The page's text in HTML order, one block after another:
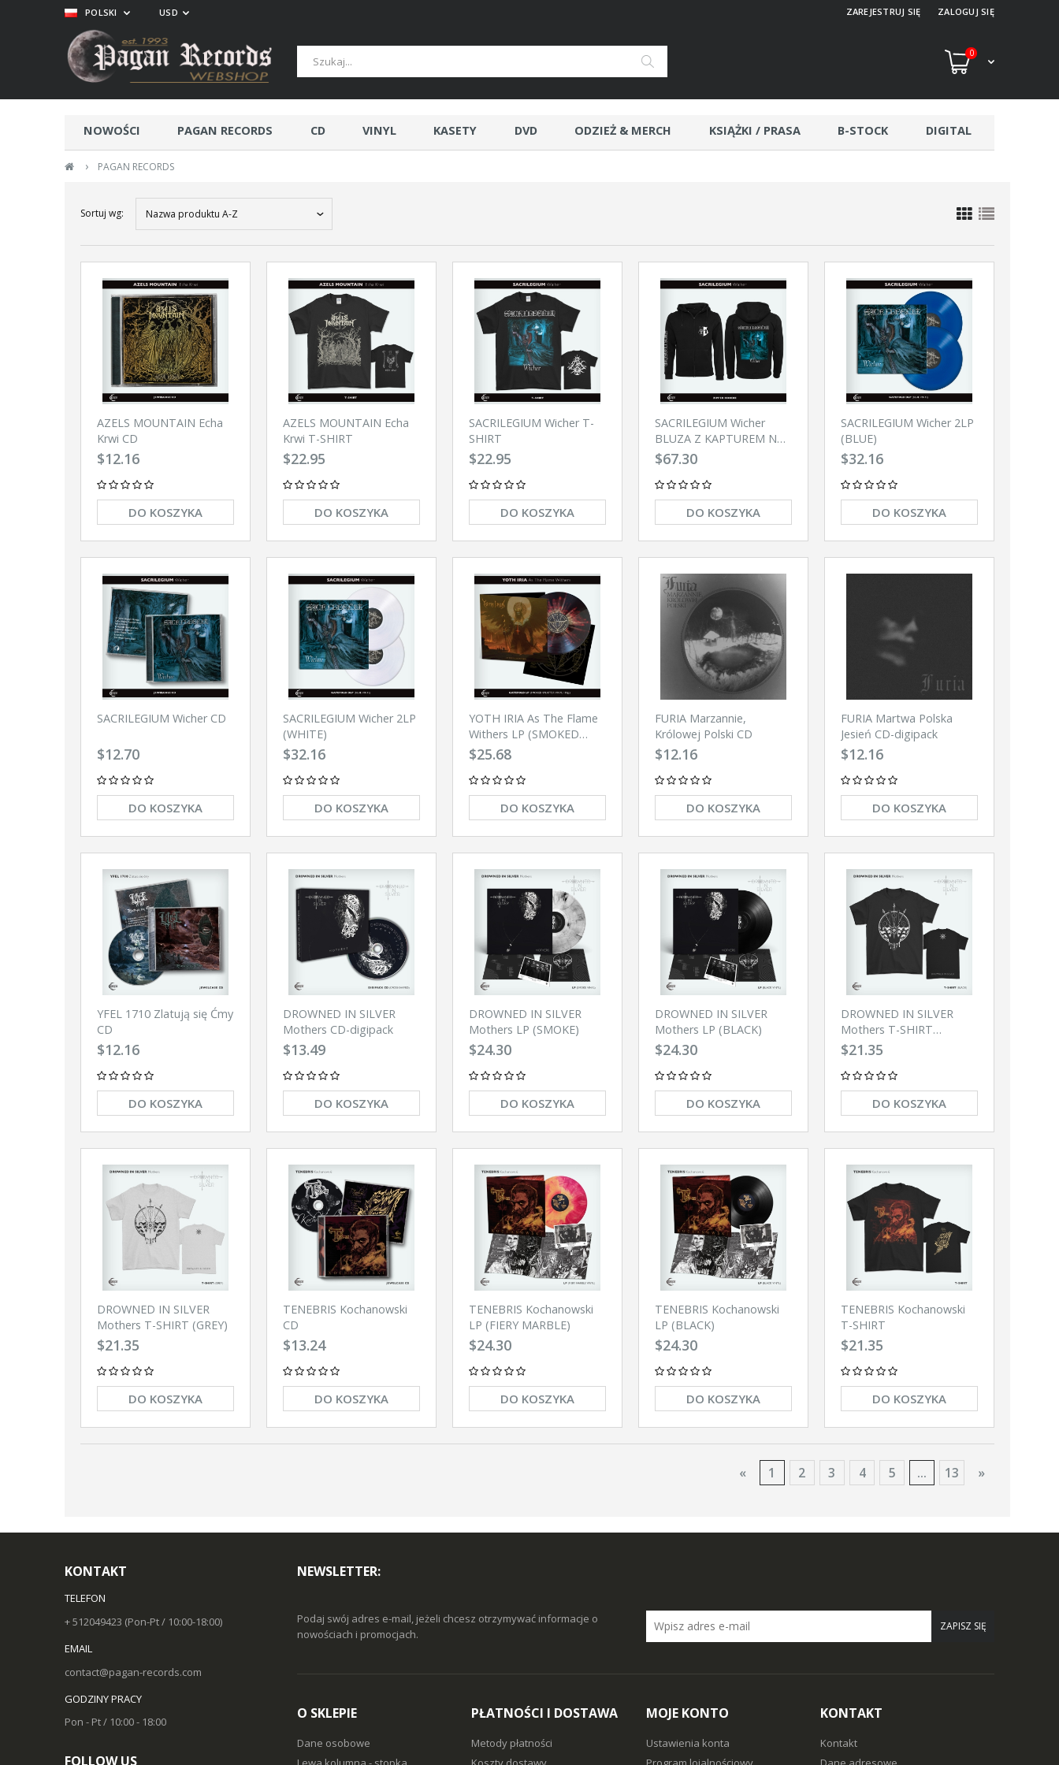
ZAREJESTRUJ SIĘ ZALOGUJ SIĘ
0
NOWOŚCI PAGAN RECORDS CD VINYL KASETY DVD ODZIEŻ & MERCH KSIĄŻKI / PRASA B-STOCK DIGITAL
› PAGAN RECORDS
POLSKI USD
Sortuj wg: Nazwa produktu A-Z
AZELS MOUNTAIN Echa
Krwi CD
$12.16
DO KOSZYKA
AZELS MOUNTAIN Echa
Krwi T-SHIRT
$22.95
DO KOSZYKA
SACRILEGIUM Wicher T-
SHIRT
$22.95
DO KOSZYKA
SACRILEGIUM Wicher
BLUZA Z KAPTUREM NA
ZAMEK
$67.30
DO KOSZYKA
SACRILEGIUM Wicher 2LP
(BLUE)
$32.16
DO KOSZYKA
SACRILEGIUM Wicher CD
$12.70
DO KOSZYKA
SACRILEGIUM Wicher 2LP
(WHITE)
$32.16
DO KOSZYKA
YOTH IRIA As The Flame
Withers LP (SMOKED
SPLATTER)
$25.68
DO KOSZYKA
FURIA Marzannie,
Królowej Polski CD
$12.16
DO KOSZYKA
FURIA Martwa Polska
Jesień CD-digipack
$12.16
DO KOSZYKA
YFEL 1710 Zlatują się Ćmy
CD
$12.16
DO KOSZYKA
DROWNED IN SILVER
Mothers CD-digipack
$13.49
DO KOSZYKA
DROWNED IN SILVER
Mothers LP (SMOKE)
$24.30
DO KOSZYKA
DROWNED IN SILVER
Mothers LP (BLACK)
$24.30
DO KOSZYKA
DROWNED IN SILVER
Mothers T-SHIRT
(BLACK)
$21.35
DO KOSZYKA
DROWNED IN SILVER
Mothers T-SHIRT (GREY)
$21.35
DO KOSZYKA
TENEBRIS Kochanowski
CD
$13.24
DO KOSZYKA
TENEBRIS Kochanowski
LP (FIERY MARBLE)
$24.30
DO KOSZYKA
TENEBRIS Kochanowski
LP (BLACK)
$24.30
DO KOSZYKA
TENEBRIS Kochanowski
T-SHIRT
$21.35
DO KOSZYKA
« 1 2 3 4 5 ... 13 »
KONTAKT
TELEFON
+ 512049423 (Pon-Pt / 10:00-18:00)
EMAIL
contact@pagan-records.com
GODZINY PRACY
Pon - Pt / 10:00 - 18:00
FOLLOW US
NEWSLETTER:
Podaj swój adres e-mail, jeżeli chcesz otrzymywać informacje o
nowościach i promocjach.
ZAPISZ SIĘ
O SKLEPIE
Dane osobowe
PŁATNOŚCI I DOSTAWA
Metody płatności
MOJE KONTO
Ustawienia konta
KONTAKT
Kontakt